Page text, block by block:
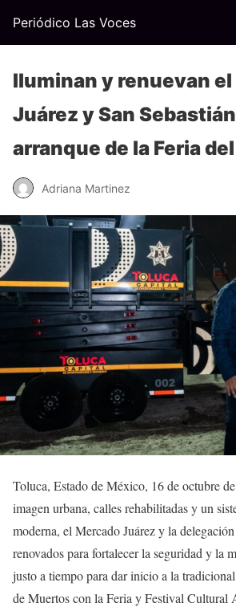
Periódico Las Voces
Iluminan y renuevan
Juárez y San
arranque de la Feria
Adriana Martinez
Toluca, Estado de México, 16 de octubre
imagen urbana, calles rehabilitadas y un
moderna, el Mercado Juárez y la
renovados para fortalecer la seguridad y la
justo a tiempo para dar inicio a la
de Muertos con la Feria y Festival Cultural